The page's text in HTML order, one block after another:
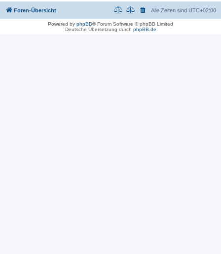
Foren-Übersicht Alle Zeiten sind UTC+02:00
Powered by phpBB® Forum Software © phpBB Limited
Deutsche Übersetzung durch phpBB.de